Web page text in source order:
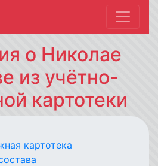
о Николае
из учётно-
картотеки
картотека